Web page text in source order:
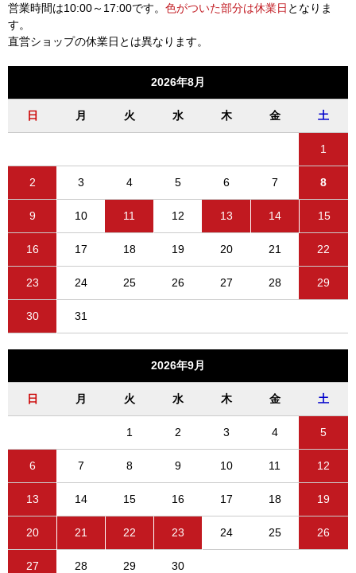
営業時間は10:00～17:00です。 色がついた部分は休業日 となりま
す。
直営ショップの休業日とは異なります。
2026年8月
日 月 火 水 木 金 土
1
2 3 4 5 6 7 8
9 10 11 12 13 14 15
16 17 18 19 20 21 22
23 24 25 26 27 28 29
30 31
2026年9月
日 月 火 水 木 金 土
1 2 3 4 5
6 7 8 9 10 11 12
13 14 15 16 17 18 19
20 21 22 23 24 25 26
27 28 29 30